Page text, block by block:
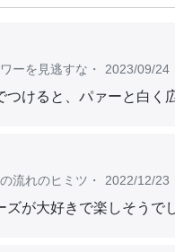
ーを見逃すな ・ 2023/09/24
けると、パァーと白く
流れのヒミツ ・ 2022/12/23
が大好きで楽しそうで